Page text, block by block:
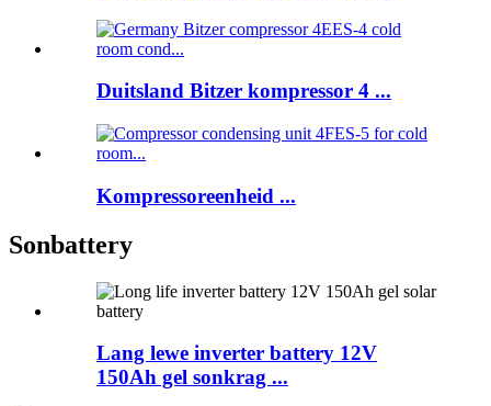
Duitsland Bitzer kompressor 4 ...
Kompressoreenheid ...
Sonbattery
Lang lewe inverter battery 12V
150Ah gel sonkrag ...